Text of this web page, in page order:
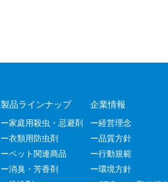
製品ラインナップ
家庭用殺虫・忌避剤
衣類用防虫剤
ペット関連商品
消臭・芳香剤
企業情報
経営理念
品質方針
行動規範
環境方針